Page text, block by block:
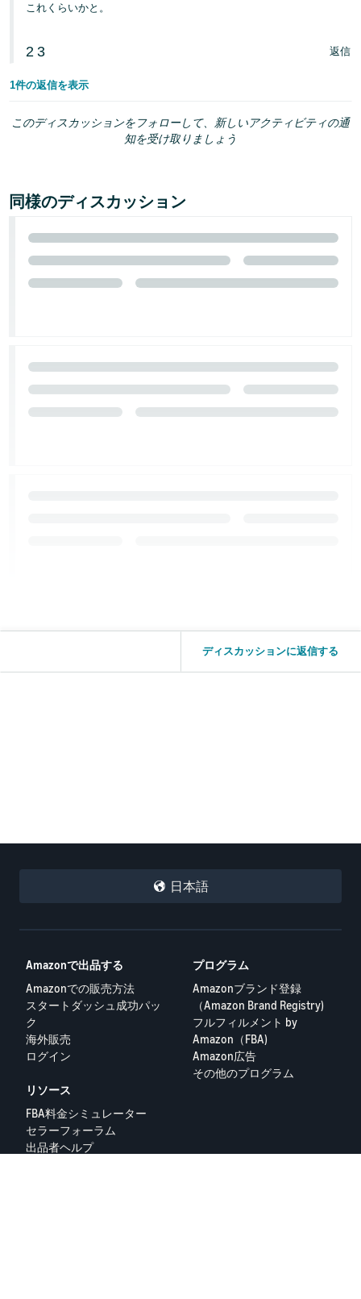
これくらいかと。
2 3 返信
1件の返信を表示
このディスカッションをフォローして、新しいアクティビティの通
知を受け取りましょう
同様のディスカッション
ディスカッションに返信する
日本語
Amazonで出品する
Amazonでの販売方法
スタートダッシュ成功パッ
ク
海外販売
ログイン
プログラム
Amazonブランド登録
（Amazon Brand Registry)
フルフィルメント by
Amazon（FBA)
Amazon広告
その他のプログラム
リソース
FBA料金シミュレーター
セラーフォーラム
出品者ヘルプ